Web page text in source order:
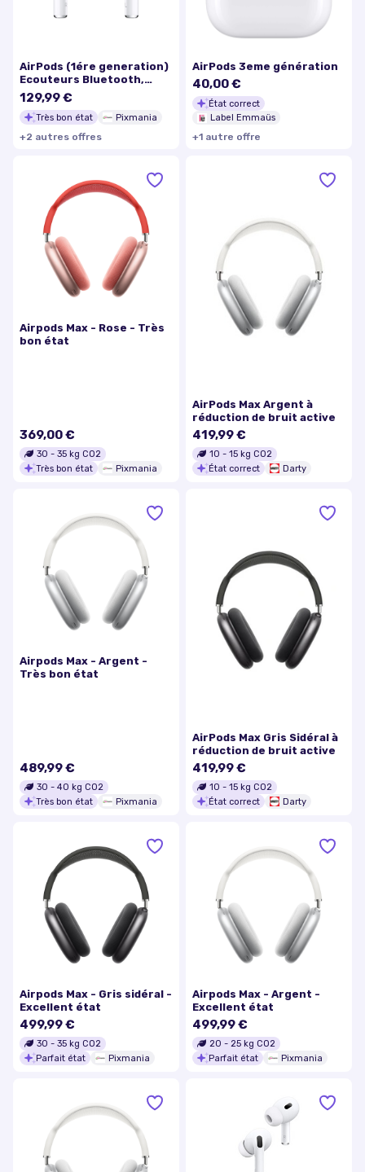
AirPods (1ére generation)
Ecouteurs Bluetooth,
Blanc - Très bon état
129,99 €
Très bon état Pixmania
+2 autres offres
AirPods 3eme génération
40,00 €
État correct
Label Emmaüs
+1 autre offre
Airpods Max - Rose - Très
bon état
369,00 €
30 - 35 kg CO2
Très bon état
Pixmania
AirPods Max Argent à
réduction de bruit active
419,99 €
10 - 15 kg CO2
État correct
Darty
Airpods Max - Argent -
Très bon état
489,99 €
30 - 40 kg CO2
Très bon état
Pixmania
AirPods Max Gris Sidéral à
réduction de bruit active
419,99 €
10 - 15 kg CO2
État correct
Darty
Airpods Max - Gris sidéral -
Excellent état
499,99 €
30 - 35 kg CO2
Parfait état
Pixmania
Airpods Max - Argent -
Excellent état
499,99 €
20 - 25 kg CO2
Parfait état
Pixmania